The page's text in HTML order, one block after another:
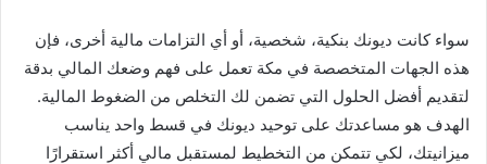
سواء كانت ديونك بنكية، شخصية، أو أي التزامات مالية أخرى، فإن
هذه الجهات المتخصصة في مكة تعمل على فهم وضعك المالي بدقة
لتقديم أفضل الحلول التي تضمن لك التخلص من الضغوط المالية.
الهدف هو مساعدتك على توحيد ديونك في قسط واحد يناسب
ميزانيتك، لكي تتمكن من التخطيط لمستقبل مالي أكثر استقرارًا